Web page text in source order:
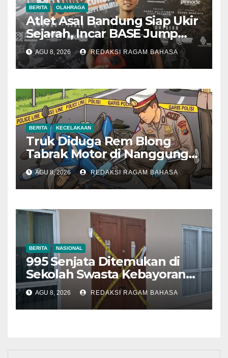
BERITA OLAHRAGA
Atlet Asal Bandung Siap Ukir
Sejarah, Incar BASE Jump
dari Eiger Mushroom Swiss
AGU 8, 2026 REDAKSI RAGAM BAHASA
BERITA KECELAKAAN
Truk Diduga Rem Blong
Tabrak Motor di Nanggung
Bogor, Dua Orang Tewas
AGU 8, 2026 REDAKSI RAGAM BAHASA
BERITA NASIONAL
995 Senjata Ditemukan di
Sekolah Swasta Kebayoran
Lama, Ada Bunker hingga
Barang Terlarang
AGU 8, 2026 REDAKSI RAGAM BAHASA